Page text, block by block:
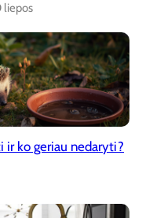
liepos
ir ko geriau nedaryti?